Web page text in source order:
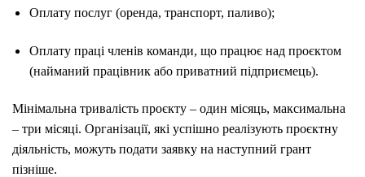
Оплату послуг (оренда, транспорт, паливо);
Оплату праці членів команди, що працює над проєктом
(найманий працівник або приватний підприємець).
Мінімальна тривалість проєкту – один місяць, максимальна
– три місяці. Організації, які успішно реалізують проєктну
діяльність, можуть подати заявку на наступний грант
пізніше.